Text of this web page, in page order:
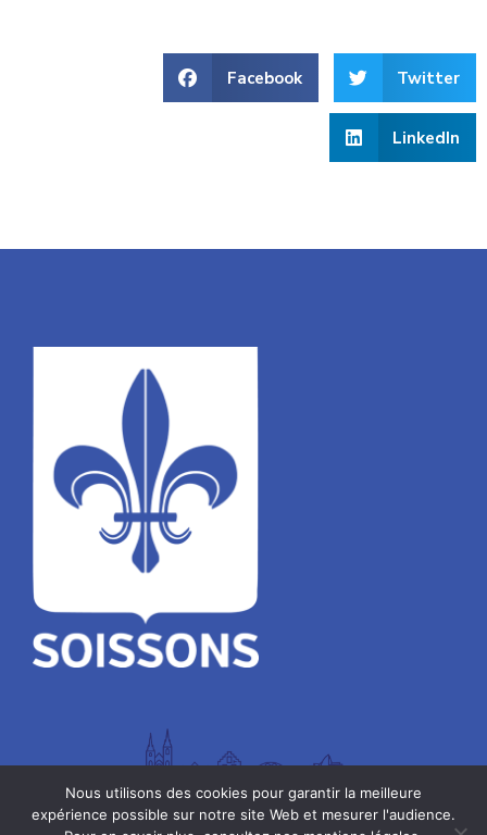
Facebook Twitter
LinkedIn
Nous utilisons des cookies pour garantir la meilleure
expérience possible sur notre site Web et mesurer l'audience.